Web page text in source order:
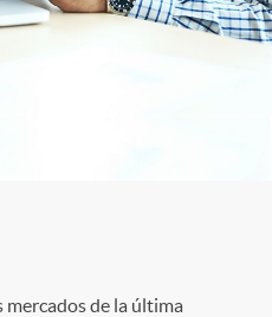
de la última